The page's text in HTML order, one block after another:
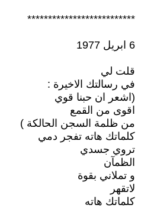
**************************
6 ابريل 1977
قلت لي
في رسالتك الاخيرة :
(اشعر ان حبنا قوي
اقوى من القمع
من ظلمة السجن الحالكة )
كلماتك هاته تفجر دمي
تروي جسدي
الظمآن
و تملاني بقوة
لاتقهر
كلماتك هاته